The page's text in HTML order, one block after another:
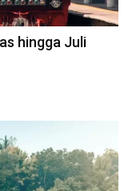
hingga Juli